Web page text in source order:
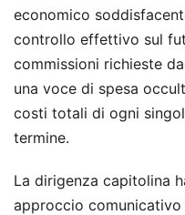
economico
controllo effettivo sul
commissioni richieste
una voce di spesa
costi totali di ogni
termine.
La dirigenza capitolina
approccio